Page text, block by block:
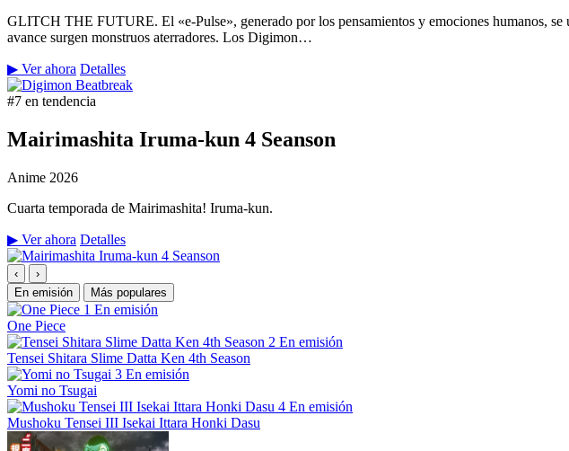
GLITCH THE FUTURE. El «e-Pulse», generado por los pensamientos y emociones humanos,
avance surgen monstruos aterradores. Los Digimon…
▶ Ver ahora Detalles
#7 en tendencia
Mairimashita Iruma-kun 4 Seanson
Anime 2026
Cuarta temporada de Mairimashita! Iruma-kun.
▶ Ver ahora Detalles
‹
›
En emisión
Más populares
1 En emisión
One Piece
2 En emisión
Tensei Shitara Slime Datta Ken 4th Season
3 En emisión
Yomi no Tsugai
4 En emisión
Mushoku Tensei III Isekai Ittara Honki Dasu